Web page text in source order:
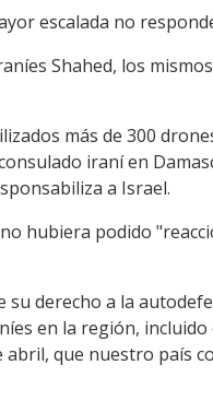
escalada no
Shahed, los
más de 300
iraní en
a Israel.
hubiera podido
derecho a la
en la región, incluido
que nuestro país